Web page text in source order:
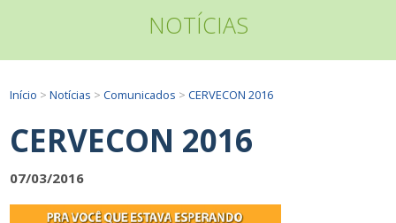
NOTÍCIAS
Início >Notícias >Comunicados >CERVECON 2016
CERVECON 2016
07/03/2016